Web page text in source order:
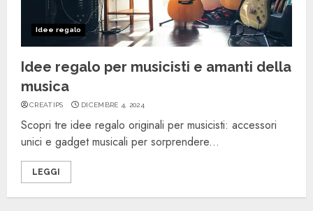
Idee regalo
Idee regalo per musicisti e amanti della
musica
CREATIPS DICEMBRE 4, 2024
Scopri tre idee regalo originali per musicisti: accessori
unici e gadget musicali per sorprendere...
LEGGI